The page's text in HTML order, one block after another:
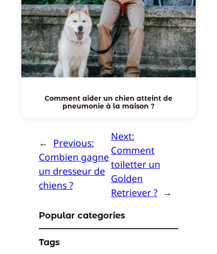
Comment aider un chien atteint de
pneumonie à la maison ?
← Previous:
Combien gagne
un dresseur de
chiens ?
Next:
Comment
toiletter un
Golden
Retriever ? →
Popular categories
Tags